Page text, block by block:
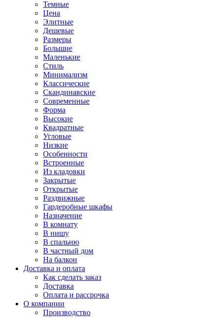
Темные
Цена
Элитные
Дешевые
Размеры
Большие
Маленькие
Стиль
Минимализм
Классические
Скандинавские
Современные
Форма
Высокие
Квадратные
Угловые
Низкие
Особенности
Встроенные
Из кладовки
Закрытые
Открытые
Раздвижные
Гардеробные шкафы
Назначение
В комнату
В нишу
В спальню
В частный дом
На балкон
Доставка и оплата
Как сделать заказ
Доставка
Оплата и рассрочка
О компании
Производство